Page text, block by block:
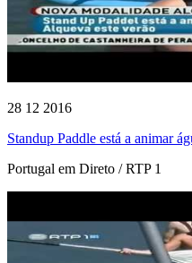
28 12 2016
Standup Paddle está a animar
Portugal em Direto / RTP 1